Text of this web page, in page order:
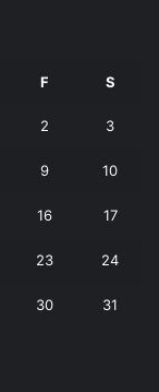
F S
2 3
9 10
16 17
23 24
30 31